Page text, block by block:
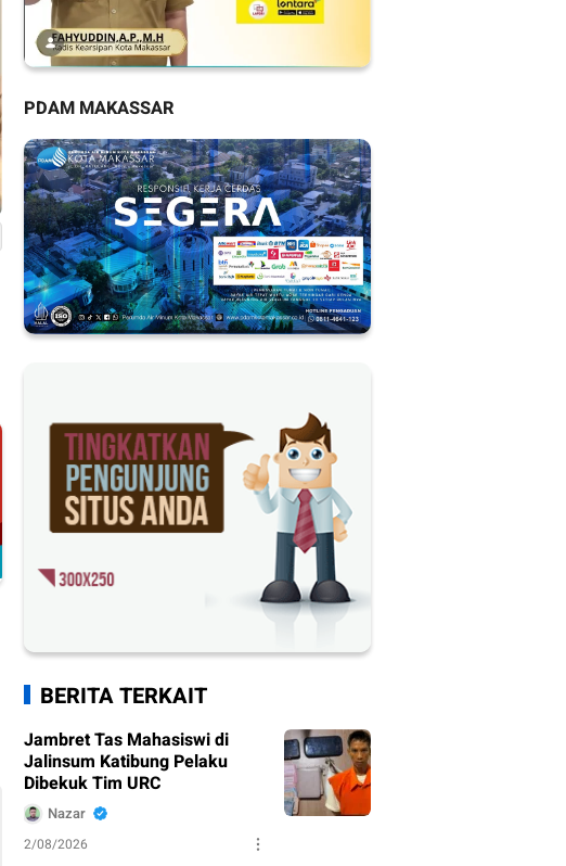
PDAM MAKASSAR
BERITA TERKAIT
Jambret Tas Mahasiswi di
Jalinsum Katibung Pelaku
Dibekuk Tim URC
Nazar
2/08/2026